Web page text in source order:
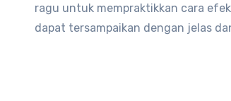
ragu untuk mempraktikkan cara
dapat tersampaikan dengan jelas